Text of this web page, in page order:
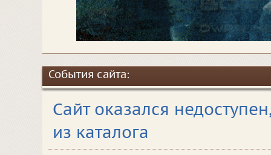
События сайта:
Сайт оказался
из каталога